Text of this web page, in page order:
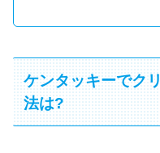
ケンタッキーでク
法は?